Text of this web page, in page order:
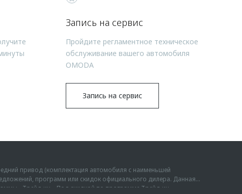
Запись на сервис
Пройдите регламентное техническое
обслуживание вашего автомобиля
OMODA
Запись на сервис
привод (комплектация автомобиля с наименьшей
программ или скидок официального дилера. Данная
«Трейд-ин». Под скидкой по программе Трейд-ин